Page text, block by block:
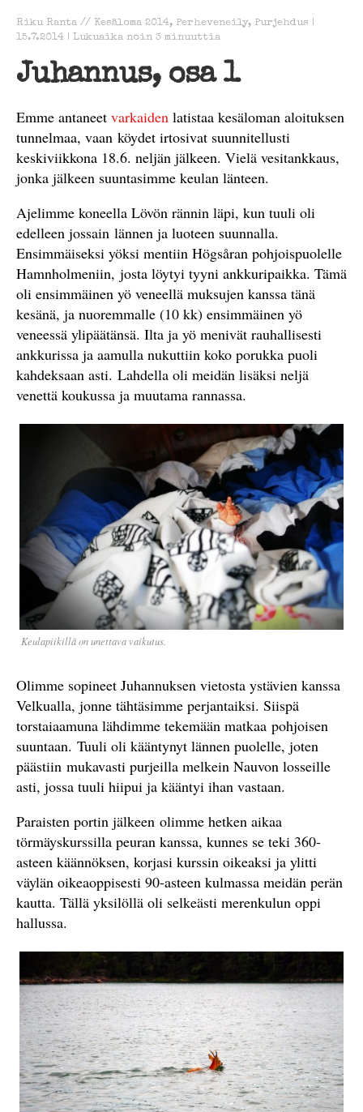
Riku Ranta // Kesäloma 2014, Perheveneily, Purjehdus |
15.7.2014 | Lukuaika noin 3 minuuttia
Juhannus, osa 1
Emme antaneet varkaiden latistaa kesäloman aloituksen
tunnelmaa, vaan köydet irtosivat suunnitellusti
keskiviikkona 18.6. neljän jälkeen. Vielä vesitankkaus,
jonka jälkeen suuntasimme keulan länteen.
Ajelimme koneella Lövön rännin läpi, kun tuuli oli
edelleen jossain lännen ja luoteen suunnalla.
Ensimmäiseksi yöksi mentiin Högsåran pohjoispuolelle
Hamnholmeniin, josta löytyi tyyni ankkuripaikka. Tämä
oli ensimmäinen yö veneellä muksujen kanssa tänä
kesänä, ja nuoremmalle (10 kk) ensimmäinen yö
veneessä ylipäätänsä. Ilta ja yö menivät rauhallisesti
ankkurissa ja aamulla nukuttiin koko porukka puoli
kahdeksaan asti. Lahdella oli meidän lisäksi neljä
venettä koukussa ja muutama rannassa.
Keulapiikillä on unettava vaikutus.
Olimme sopineet Juhannuksen vietosta ystävien kanssa
Velkualla, jonne tähtäsimme perjantaiksi. Siispä
torstaiaamuna lähdimme tekemään matkaa pohjoisen
suuntaan. Tuuli oli kääntynyt lännen puolelle, joten
päästiin mukavasti purjeilla melkein Nauvon losseille
asti, jossa tuuli hiipui ja kääntyi ihan vastaan.
Paraisten portin jälkeen olimme hetken aikaa
törmäyskurssilla peuran kanssa, kunnes se teki 360-
asteen käännöksen, korjasi kurssin oikeaksi ja ylitti
väylän oikeaoppisesti 90-asteen kulmassa meidän perän
kautta. Tällä yksilöllä oli selkeästi merenkulun oppi
hallussa.